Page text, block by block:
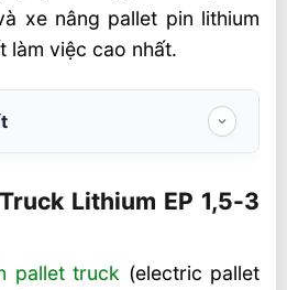
xe nâng pallet pin lithium
làm việc cao nhất.
mẫu pallet truck lithium EP
Lithium EP 1,5-3
pallet truck (electric pallet